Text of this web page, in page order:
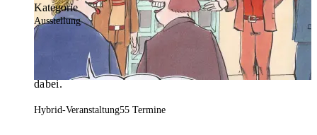
Mit weit über 4.000 Terminen ist der
Veranstaltungskalender der Stadt Dortmund der
umfangreichste der Region. Hier ist für alle was
dabei.
Kategorie
Ausstellung
Hybrid-Veranstaltung55 Termine